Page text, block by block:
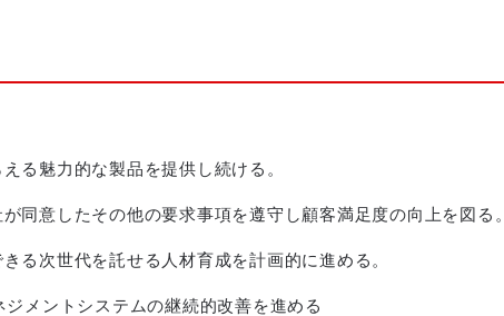
る魅力的な製品を提供し続ける。
同意したその他の要求事項を遵守し顧客満足度の向上を図る。
る次世代を託せる人材育成を計画的に進める。
メントシステムの継続的改善を進める